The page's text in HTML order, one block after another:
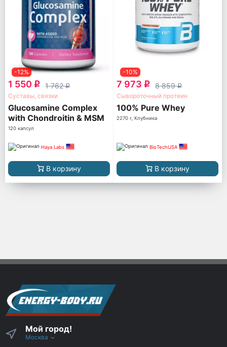
-12%
1 550 q 1 762q
Суставы, связки
Glucosamine Complex
with Chondroitin & MSM
120 капсул
Haya Labs
В корзину
-10%
7 973 q 8 859q
Сывороточный протеин
100% Pure Whey
2270 г, Клубника
BioTechUSA
В корзину
Мой город!
Москва